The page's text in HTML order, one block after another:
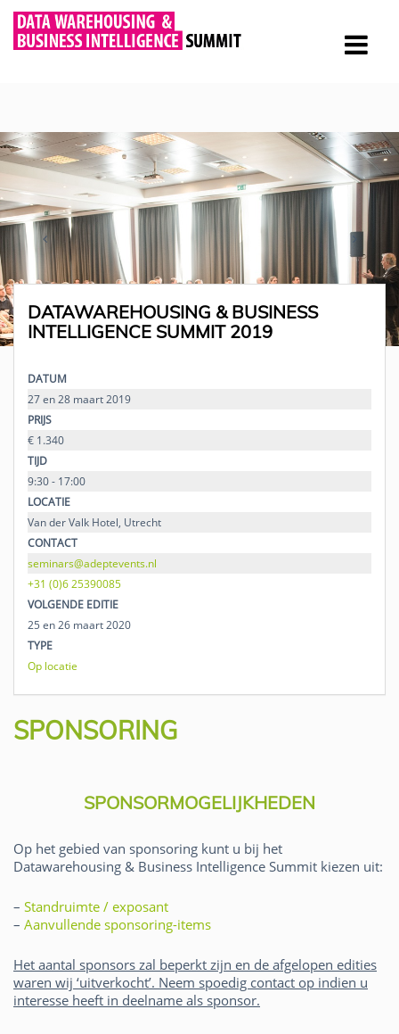
DATAWAREHOUSING & BUSINESS
INTELLIGENCE SUMMIT 2019
DATUM
27 en 28 maart 2019
PRIJS
€ 1.340
TIJD
9:30 - 17:00
LOCATIE
Van der Valk Hotel, Utrecht
CONTACT
seminars@adeptevents.nl
+31 (0)6 25390085
VOLGENDE EDITIE
25 en 26 maart 2020
TYPE
Op locatie
SPONSORING
SPONSORMOGELIJKHEDEN
Op het gebied van sponsoring kunt u bij het
Datawarehousing & Business Intelligence Summit kiezen uit:
– Standruimte / exposant
– Aanvullende sponsoring-items
Het aantal sponsors zal beperkt zijn en de afgelopen edities
waren wij ‘uitverkocht’. Neem spoedig contact op indien u
interesse heeft in deelname als sponsor.